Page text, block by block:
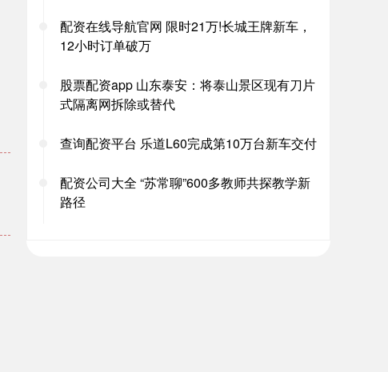
配资在线导航官网 限时21万!长城王牌新车，
12小时订单破万
股票配资app 山东泰安：将泰山景区现有刀片
式隔离网拆除或替代
查询配资平台 乐道L60完成第10万台新车交付
配资公司大全 “苏常聊”600多教师共探教学新
路径